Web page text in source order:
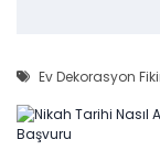
Ev Dekorasyon